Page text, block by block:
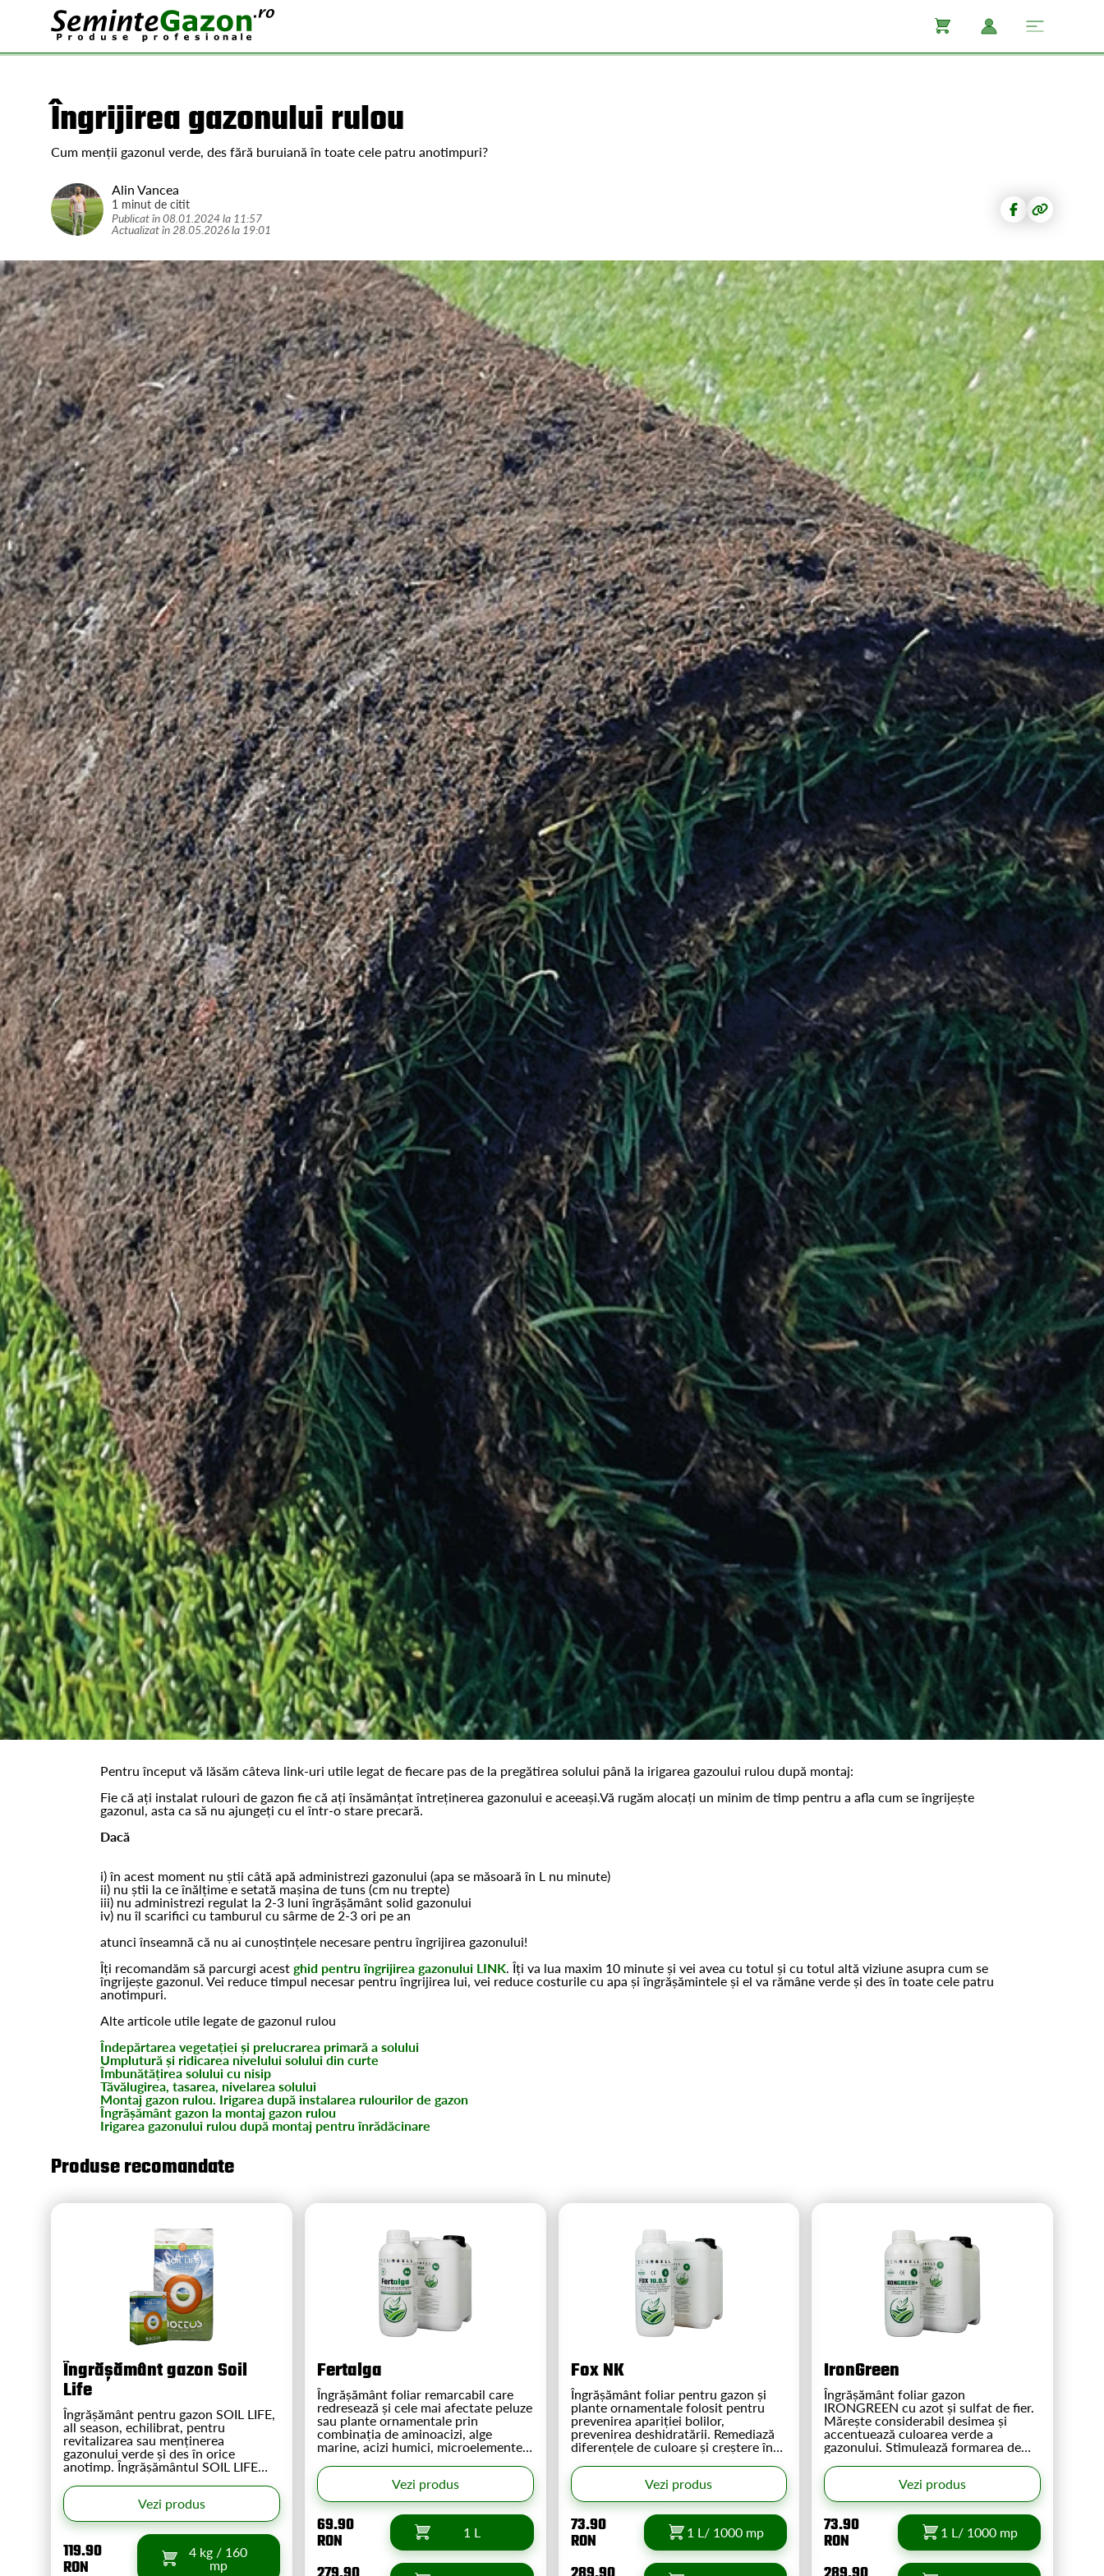
Îngrijirea gazonului rulou
Cum menții gazonul verde, des fără buruiană în toate cele patru anotimpuri?
Alin Vancea
1 minut de citit
Publicat în08.01.2024la 11:57
Actualizat în 28.05.2026la 19:01
Pentru început vă lăsăm câteva link-uri utile legat de fiecare pas de la pregătirea solului până la irigarea gazoului rulou după montaj:
Fie că ați instalat rulouri de gazon fie că ați însămânțat întreținerea gazonului e aceeași.Vă rugăm alocați un minim de timp pentru a afla cum se îngrijește
gazonul, asta ca să nu ajungeți cu el într-o stare precară.
Dacă
i) în acest moment nu știi câtă apă administrezi gazonului (apa se măsoară în L nu minute)
ii) nu știi la ce înălțime e setată mașina de tuns (cm nu trepte)
iii) nu administrezi regulat la 2-3 luni îngrășământ solid gazonului
iv) nu îl scarifici cu tamburul cu sârme de 2-3 ori pe an
atunci înseamnă că nu ai cunoștințele necesare pentru îngrijirea gazonului!
Îți recomandăm să parcurgi acest ghid pentru îngrijirea gazonului LINK . Îți va lua maxim 10 minute și vei avea cu totul și cu totul altă viziune asupra cum se
îngrijește gazonul. Vei reduce timpul necesar pentru îngrijirea lui, vei reduce costurile cu apa și îngrășămintele și el va rămâne verde și des în toate cele patru
anotimpuri.
Alte articole utile legate de gazonul rulou
Îndepărtarea vegetației și prelucrarea primară a solului
Umplutură și ridicarea nivelului solului din curte
Îmbunătățirea solului cu nisip
Tăvălugirea, tasarea, nivelarea solului
Montaj gazon rulou. Irigarea după instalarea rulourilor de gazon
Îngrășământ gazon la montaj gazon rulou
Irigarea gazonului rulou după montaj pentru înrădăcinare
Produse recomandate
Îngrășământ gazon Soil
Life
Îngrășământ pentru gazon SOIL LIFE,
all season, echilibrat, pentru
revitalizarea sau menținerea
gazonului verde și des în orice
anotimp. Îngrășământul SOIL LIFE
și desime începând cu primele zile de
la aplicare. Îngrășământ pentru gazon
profesional cu inocul de bacterii și
fungi benefici. Hrănește gradual,
fortifică rădăcina și sistemul vascular
al plantei fără creșteri accelerate.
Vezi produs
119.90
RON
4 kg / 160
mp
Fertalga
Îngrășământ foliar remarcabil care
redresează și cele mai afectate peluze
sau plante ornamentale prin
combinația de aminoacizi, alge
marine, acizi humici, microelemente,
remediază metabolismul plantei. Se
poate folosi la orice plantă verde!
Vezi produs
69.90
RON 1 L
Fox NK
Îngrășământ foliar pentru gazon și
plante ornamentale folosit pentru
prevenirea apariției bolilor,
prevenirea deshidratării. Remediază
diferențele de culoare și creștere în
durată. Supliment în orice perioadă a
anului de calciu și magneziu
împreună cu azot și potasiu.
Vezi produs
73.90
RON 1 L/ 1000 mp
IronGreen
Îngrășământ foliar gazon
IRONGREEN cu azot și sulfat de fier.
Mărește considerabil desimea și
accentuează culoarea verde a
gazonului. Stimulează formarea de
Are efect de înverzire în 2-3 zile de la
aplicare.
Vezi produs
73.90
RON 1 L/ 1000 mp